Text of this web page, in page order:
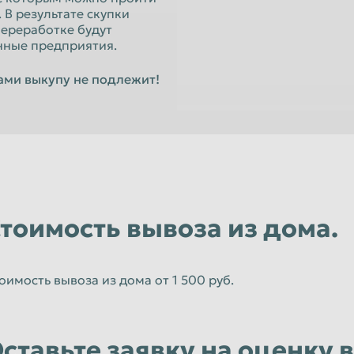
Орёл
Псков
Старый Оскол
Тамбов
результате скупки
будут
предприятия.
выкупу не подлежит!
вывоза из дома.
вывоза из дома от 1 500 руб.